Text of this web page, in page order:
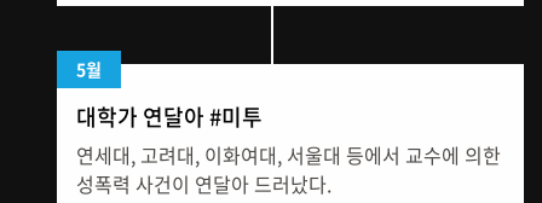
5월
대학가 연달아 #미투
연세대, 고려대, 이화여대, 서울대 등에서 교수에 의한
성폭력 사건이 연달아 드러났다.